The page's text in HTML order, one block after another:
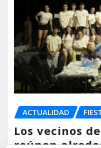
ACTUALIDAD
Los vecinos
reúnen